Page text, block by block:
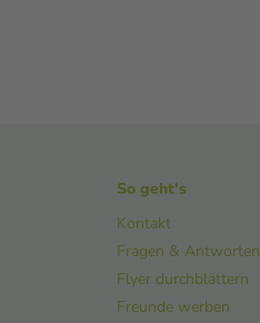
So geht's
Kontakt
Fragen & Antworten
Flyer durchblättern
Freunde werben